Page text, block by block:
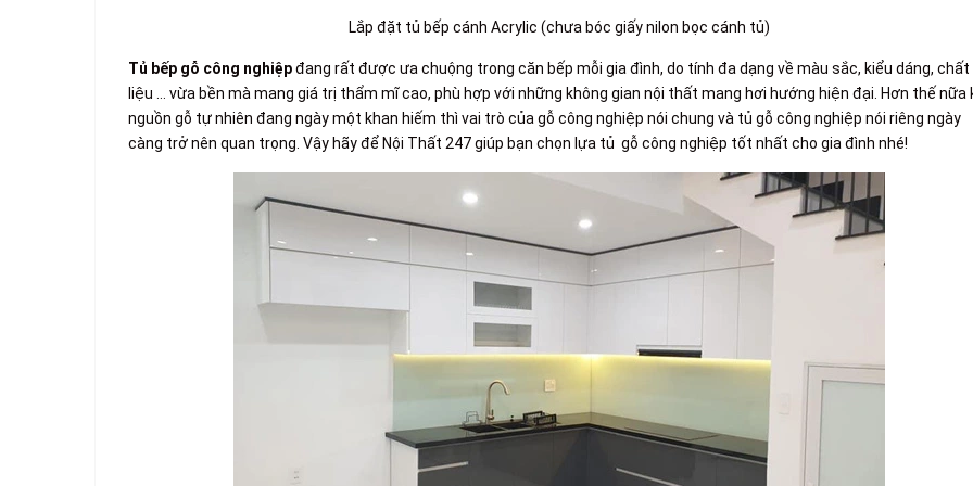
Lắp đặt tủ bếp cánh Acrylic (chưa bóc giấy nilon bọc cánh tủ)
Tủ bếp gỗ công nghiệpđang rất được ưa chuộng trong căn bếp mỗi gia đình, do tính đa dạng về màu sắc, kiểu dáng, chất
liệu … vừa bền mà mang giá trị thẩm mĩ cao, phù hợp với những không gian nội thất mang hơi hướng hiện đại. Hơn thế nữa
nguồn gỗ tự nhiên đang ngày một khan hiếm thì vai trò của gỗ công nghiệp nói chung và tủ gỗ công nghiệp nói riêng ngày
càng trở nên quan trọng. Vậy hãy để Nội Thất 247 giúp bạn chọn lựa tủ gỗ công nghiệp tốt nhất cho gia đình nhé!